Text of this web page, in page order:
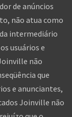
de anúncios
não atua como
intermediário
usuários e
não
que
e anunciantes,
Joinville não